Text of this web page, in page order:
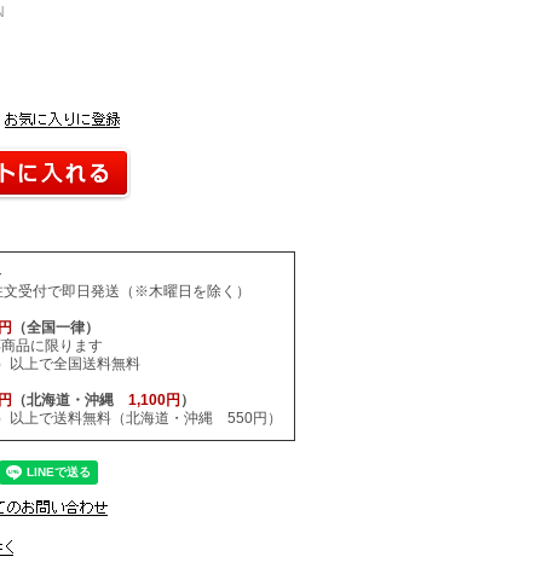
受付で即日発送（※木曜日を除く）
（全国一律）
品に限ります
以上で全国送料無料
（北海道・沖縄 1,100円 ）
以上で送料無料（北海道・沖縄 550円）